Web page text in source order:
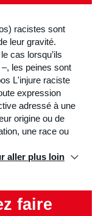
racistes sont
leur gravité.
cas lorsqu’ils
les peines sont
L'injure raciste
expression
adressé à une
origine ou de
une race ou
aller plus loin
faire